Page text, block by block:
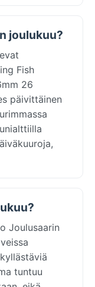
joulukuu?
Fish
26
päivittäinen
Joulusaarin
tuntuu